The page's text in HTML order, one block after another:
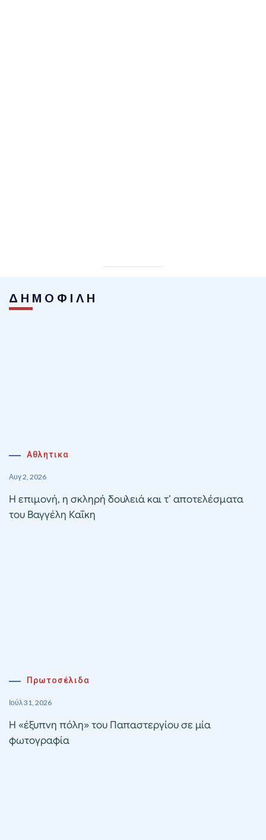
ΔΗΜΟΦΙΛΗ
Αθλητικα
Αυγ 2, 2026
Η επιμονή, η σκληρή δουλειά και τ’ αποτελέσματα
του Βαγγέλη Καΐκη
Πρωτοσέλιδα
Ιούλ 31, 2026
Η «έξυπνη πόλη» του Παπαστεργίου σε μία
φωτογραφία